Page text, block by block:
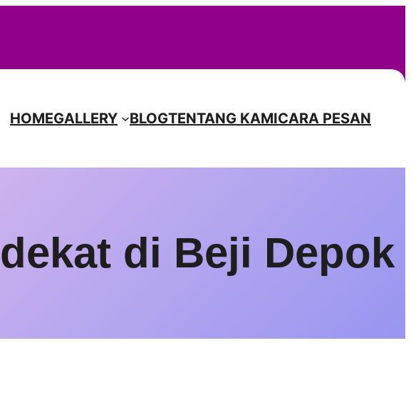
HOMEGALLERY BLOGTENTANG KAMICARA PESAN
di Beji Depok